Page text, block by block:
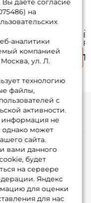
Frost Ice Rod Long
Handle Gen.2 Tip
58cm #MH
1 390 ₽ 1
даете согласие
на
аналитики
компанией
ул. Л.
технологию
файлы,
с
активности.
не
может
сайта.
вами данного
будет
на сервере
Яндекс
для оценки
для нас